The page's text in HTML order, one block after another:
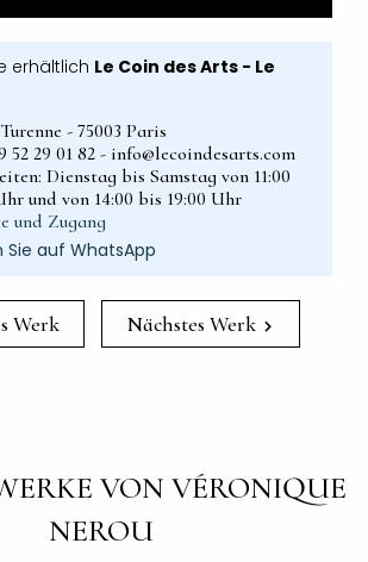
erhältlich Le Coin des Arts - Le
- 75003 Paris
52 29 01 82 - info@lecoindesarts.com
Dienstag bis Samstag von 11:00
und von 14:00 bis 19:00 Uhr
und Zugang
auf WhatsApp
Werk Nächstes Werk
VON VÉRONIQUE
NEROU